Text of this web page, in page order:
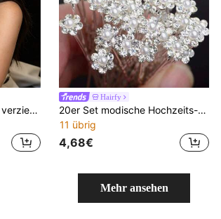
1920er Vintage Flapper verzierte klare Kristall Gitter Fransen Kopfkette - Strass Tüll Braut Haaraccessoire für Hochzeiten, Themenpartys & Retro-Events
Hairfy
20er Set modische Hochzeits-Braut-Haarspangen mit Kunstperlen, Blumen, Kristall-Strass, Brautjungfern-Haarschmuck, Haarnadeln, Braut-Haargabel, Haarkamm
11 übrig
4,68€
Mehr ansehen